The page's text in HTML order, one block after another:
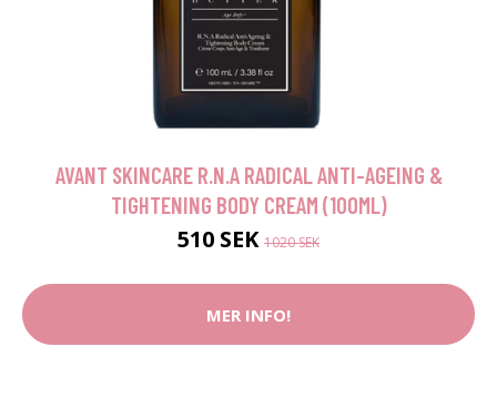
AVANT SKINCARE R.N.A RADICAL ANTI-AGEING &
TIGHTENING BODY CREAM (100ML)
510 SEK 1020 SEK
MER INFO!